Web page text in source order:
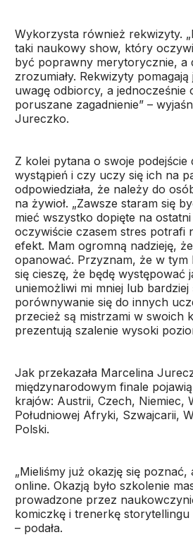
Wykorzysta również rekwizyty.
taki naukowy show, który
być poprawny merytorycznie, a
zrozumiały. Rekwizyty
uwagę odbiorcy, a jednocześnie
poruszane zagadnienie” –
Jureczko.
Z kolei pytana o swoje podejście
wystąpień i czy uczy się ich na
odpowiedziała, że należy do
na żywioł. „Zawsze staram się
mieć wszystko dopięte na
oczywiście czasem stres potrafi
efekt. Mam ogromną nadzieję,
opanować. Przyznam, że w tym
się cieszę, że będę występować
uniemożliwi mi mniej lub bardziej
porównywanie się do innych
przecież są mistrzami w swoich
prezentują szalenie wysoki
Jak przekazała Marcelina
międzynarodowym finale
krajów: Austrii, Czech, Niemiec,
Południowej Afryki, Szwajcarii,
Polski.
„Mieliśmy już okazję się poznać,
online. Okazją było szkolenie
prowadzone przez
komiczkę i trenerkę storytellingu
– podała.